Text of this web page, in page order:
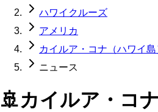
ハワイクルーズ
アメリカ
カイルア・コナ（ハワイ島
ニュース
🚢カイルア・コ